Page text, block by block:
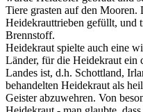
Tiere grasten auf den
Heidekrauttrieben gefüllt, und
Brennstoff.
Heidekraut spielte auch eine
Länder, für die Heidekraut ein
Landes ist, d.h. Schottland,
behandelten Heidekraut als
Geister abzuwehren. Von